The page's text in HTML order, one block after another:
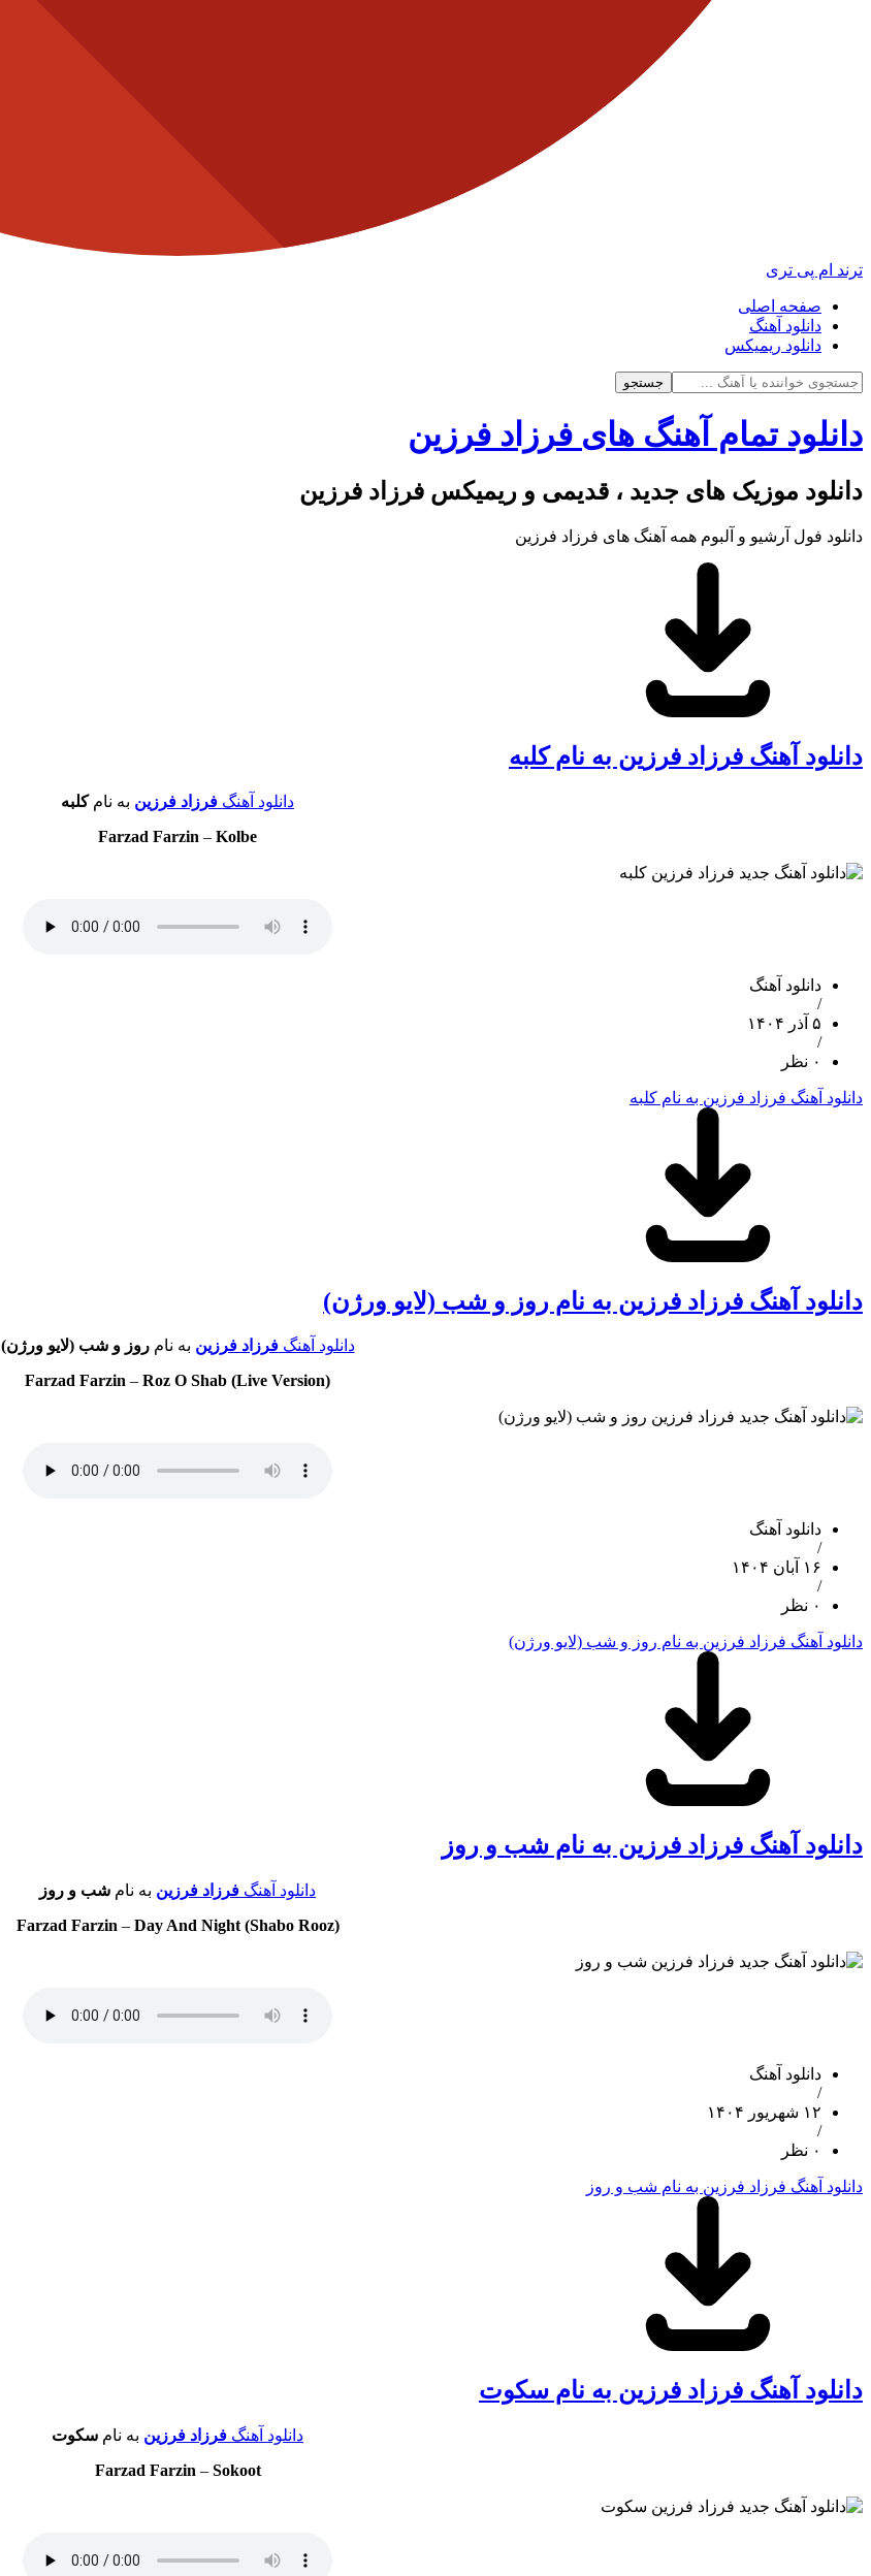
ترند ام پی تری
صفحه اصلی
دانلود آهنگ
دانلود ریمیکس
جستجو
دانلود تمام آهنگ های فرزاد فرزین
دانلود موزیک های جدید ، قدیمی و ریمیکس فرزاد فرزین
دانلود فول آرشیو و آلبوم همه آهنگ های فرزاد فرزین
دانلود آهنگ فرزاد فرزین به نام کلبه
دانلود آهنگ فرزاد فرزین به نامکلبه
Farzad Farzin – Kolbe
دانلود آهنگ
/
۵ آذر ۱۴۰۴
/
۰ نظر
دانلود آهنگ فرزاد فرزین به نام کلبه
دانلود آهنگ فرزاد فرزین به نام روز و شب (لایو ورژن)
دانلود آهنگفرزاد فرزین به نامروز و شب (لایو ورژن)
Farzad Farzin – Roz O Shab (Live Version)
دانلود آهنگ
/
۱۶ آبان ۱۴۰۴
/
۰ نظر
دانلود آهنگ فرزاد فرزین به نام روز و شب (لایو ورژن)
دانلود آهنگ فرزاد فرزین به نام شب و روز
دانلود آهنگ فرزاد فرزین به نام شب و روز
Farzad Farzin – Day And Night (Shabo Rooz)
دانلود آهنگ
/
۱۲ شهریور ۱۴۰۴
/
۰ نظر
دانلود آهنگ فرزاد فرزین به نام شب و روز
دانلود آهنگ فرزاد فرزین به نام سکوت
دانلود آهنگ فرزاد فرزین به نام سکوت
Farzad Farzin – Sokoot